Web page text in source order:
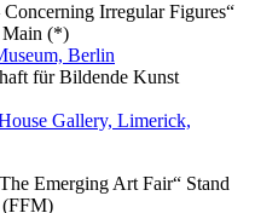
Irregular Figures“
Main (*)
Berlin
für Bildende Kunst
Gallery, Limerick,
Emerging Art Fair“ Stand